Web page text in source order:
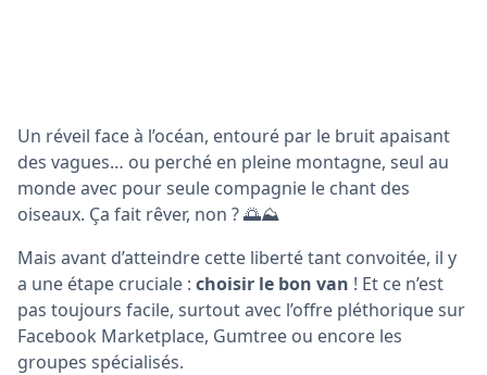
Un réveil face à l’océan, entouré par le bruit apaisant
des vagues… ou perché en pleine montagne, seul au
monde avec pour seule compagnie le chant des
oiseaux. Ça fait rêver, non ? 🌅⛰️
Mais avant d’atteindre cette liberté tant convoitée, il y
a une étape cruciale : choisir le bon van ! Et ce n’est
pas toujours facile, surtout avec l’offre pléthorique sur
Facebook Marketplace, Gumtree ou encore les
groupes spécialisés.